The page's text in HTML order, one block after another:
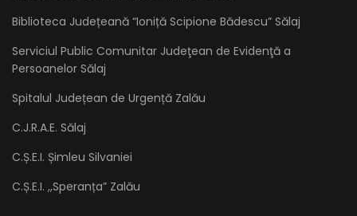
Biblioteca Județeană “Ioniță Scipione Bădescu” Sălaj
Serviciul Public Comunitar Judeţean de Evidenţă a
Persoanelor Sălaj
Spitalul Județean de Urgență Zalău
C.J.R.A.E. Sălaj
C.Ș.E.I. Șimleu Silvaniei
C.Ș.E.I. ,,Speranța” Zalău